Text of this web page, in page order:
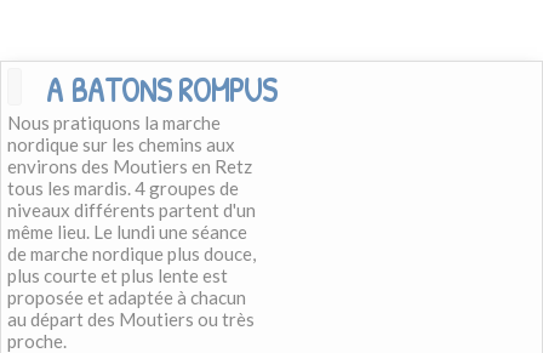
A BATONS ROMPUS
Nous pratiquons la marche
nordique sur les chemins aux
environs des Moutiers en Retz
tous les mardis. 4 groupes de
niveaux différents partent d'un
même lieu. Le lundi une séance
de marche nordique plus douce,
plus courte et plus lente est
proposée et adaptée à chacun
au départ des Moutiers ou très
proche.